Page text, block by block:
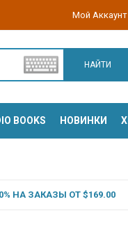
Мой Аккаунт
НАЙТИ
BOOKS НОВИНКИ
НА ЗАКАЗЫ ОТ $169.00